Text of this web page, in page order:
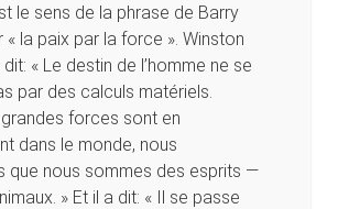
le sens de la phrase de Barry
« la paix par la force ». Winston
dit: « Le destin de l’homme ne se
par des calculs matériels.
forces sont en
dans le monde, nous
que nous sommes des esprits —
» Et il a dit: « Il se passe